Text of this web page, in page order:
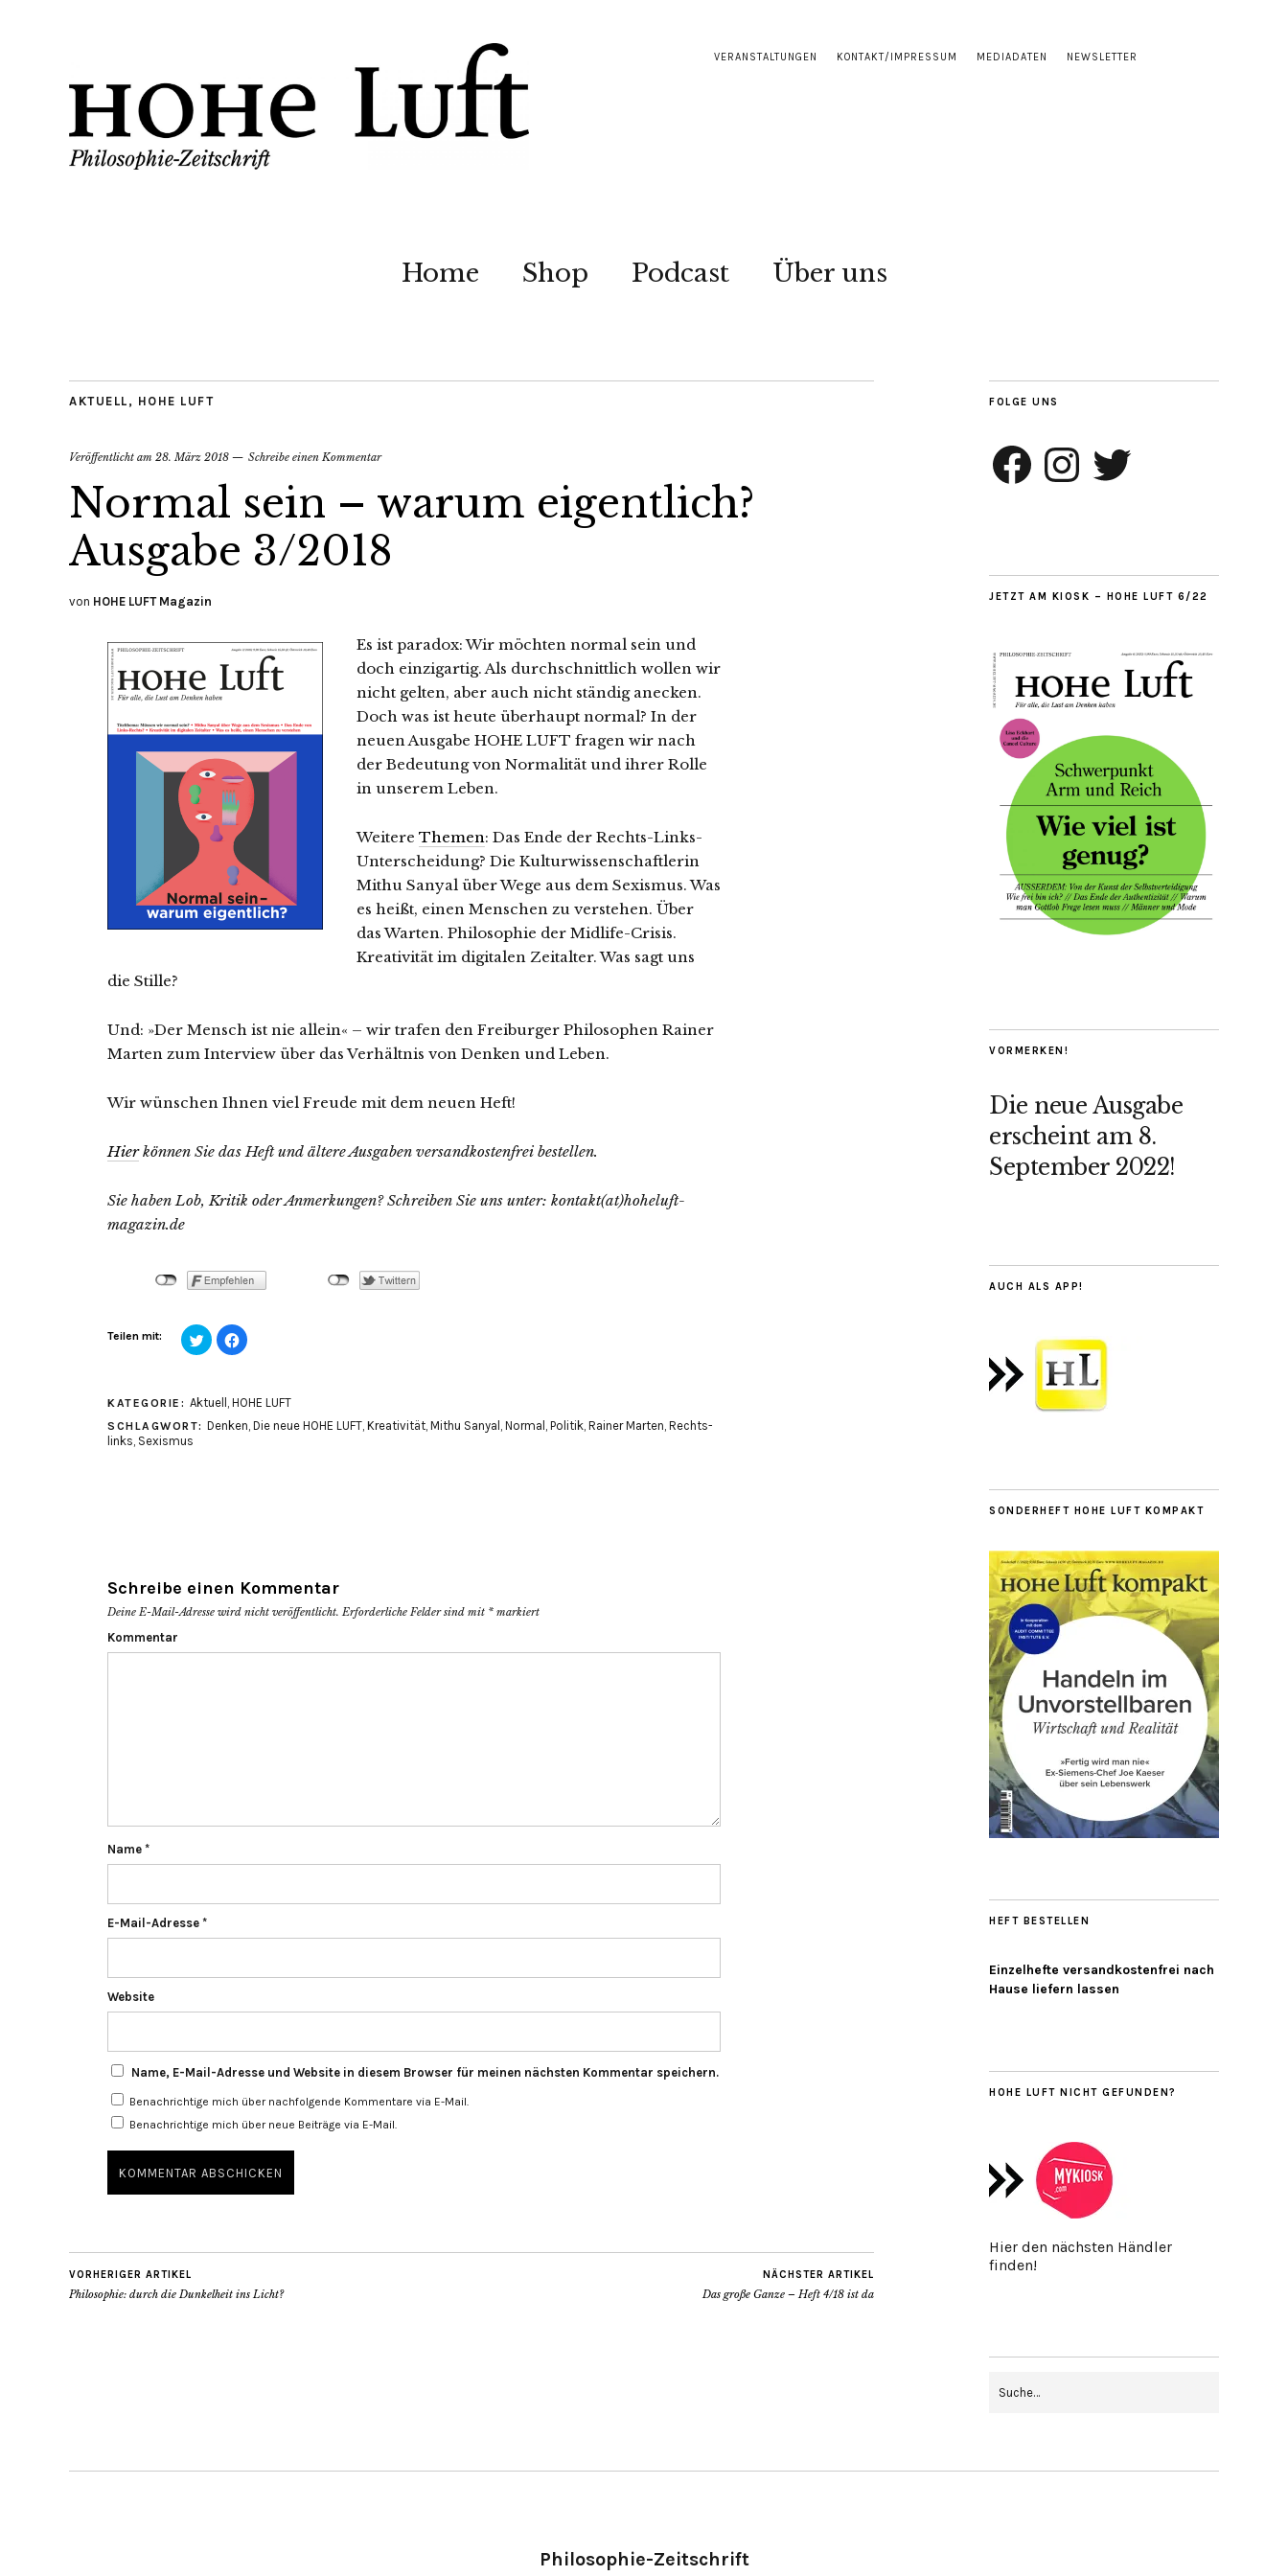
VERANSTALTUNGEN KONTAKT/IMPRESSUM MEDIADATEN NEWSLETTER
Home Shop Podcast Über uns
AKTUELL , HOHE LUFT
Veröffentlicht am 28. März 2018 Schreibe einen Kommentar
Normal sein – warum eigentlich?
Ausgabe 3/2018
von HOHE LUFT Magazin
Es ist paradox: Wir möchten normal sein und
doch einzigartig. Als durchschnittlich wollen wir
nicht gelten, aber auch nicht ständig anecken.
Doch was ist heute überhaupt normal? In der
neuen Ausgabe HOHE LUFT fragen wir nach
der Bedeutung von Normalität und ihrer Rolle
in unserem Leben.
Weitere Themen: Das Ende der Rechts-Links-
Unterscheidung? Die Kulturwissenschaftlerin
Mithu Sanyal über Wege aus dem Sexismus. Was
es heißt, einen Menschen zu verstehen. Über
das Warten. Philosophie der Midlife-Crisis.
Kreativität im digitalen Zeitalter. Was sagt uns
die Stille?
Und: »Der Mensch ist nie allein« – wir trafen den Freiburger Philosophen Rainer
Marten zum Interview über das Verhältnis von Denken und Leben.
Wir wünschen Ihnen viel Freude mit dem neuen Heft!
Hierkönnen Sie das Heft und ältere Ausgaben versandkostenfrei bestellen.
Sie haben Lob, Kritik oder Anmerkungen? Schreiben Sie uns unter: kontakt(at)hoheluft-
magazin.de
Teilen mit: Klick,
um
über
teilen
(Wird
neuem
Klick,
um
(Wird
neuem
KATEGORIE: Aktuell , HOHE LUFT
SCHLAGWORT: Denken, Die neue HOHE LUFT, Kreativität, Mithu Sanyal , Normal , Politik, Rainer Marten, Rechts-
links, Sexismus
Schreibe einen Kommentar
Deine E-Mail-Adresse wird nicht veröffentlicht. Erforderliche Felder sind mit * markiert
Kommentar
Name *
E-Mail-Adresse *
Website
Name, E-Mail-Adresse und Website in diesem Browser für meinen nächsten Kommentar speichern.
Benachrichtige mich über nachfolgende Kommentare via E-Mail.
Benachrichtige mich über neue Beiträge via E-Mail.
VORHERIGER ARTIKEL
Philosophie: durch die Dunkelheit ins Licht?
NÄCHSTER ARTIKEL
Das große Ganze – Heft 4/18 ist da
FOLGE UNS
Facebook InstagramTwitter
JETZT AM KIOSK – HOHE LUFT 6/22
VORMERKEN!
Die neue Ausgabe
erscheint am 8.
September 2022!
AUCH ALS APP!
SONDERHEFT HOHE LUFT KOMPAKT
HEFT BESTELLEN
Einzelhefte versandkostenfrei nach
Hause liefern lassen
HOHE LUFT NICHT GEFUNDEN?
Hier den nächsten Händler
finden!
Philosophie-Zeitschrift